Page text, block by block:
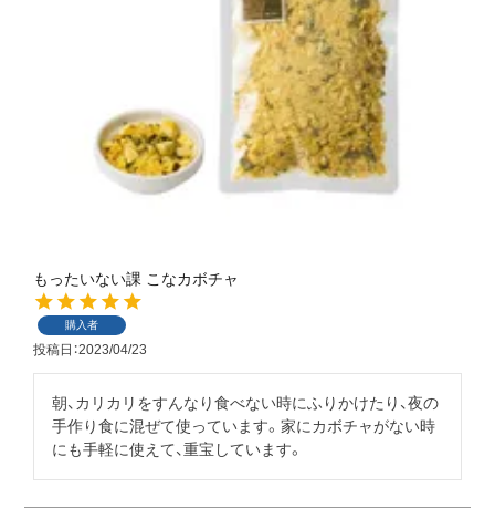
もったいない課 こなカボチャ
購入者
投稿日 2023/04/23
朝、カリカリをすんなり食べない時にふりかけたり、夜の
手作り食に混ぜて使っています。家にカボチャがない時
にも手軽に使えて、重宝しています。